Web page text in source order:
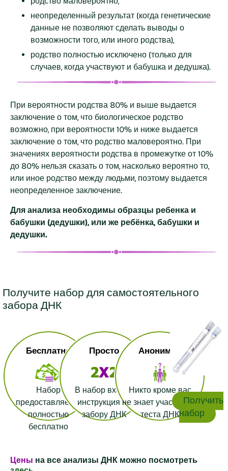
неопределенный результат (когда генетические
данные не позволяют сделать выводы о
возможности того, или иного родства),
родство полностью исключено (только для
случаев, когда участвуют и бабушка и дедушка).
При вероятности родства 80% и выше выдается
заключение о том, что биологическое родство
возможно, при вероятности 10% и ниже выдается
заключение о том, что родство маловероятно. При
значениях вероятности родства в промежутке от 10%
до 80% нельзя сказать о том, насколько вероятно то,
или иное родство между людьми, поэтому выдается
неопределенное заключение.
Для анализа необходимы образцы ребенка и
бабушки (дедушки), или же ребёнка, бабушки и
дедушки.
Получите набор для самостоятельного
забора ДНК
Бесплатно
Набор
предоставляется
полностью
бесплатно
Просто
В набор входит
инструкция по
забору ДНК
Анонимно
Никто кроме вас
не знает участников
теста ДНК
Получить
набор
Цены на все анализы ДНК можно посмотреть